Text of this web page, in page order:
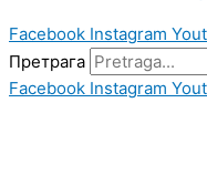
Facebook Instagram
Претрага
Facebook Instagram